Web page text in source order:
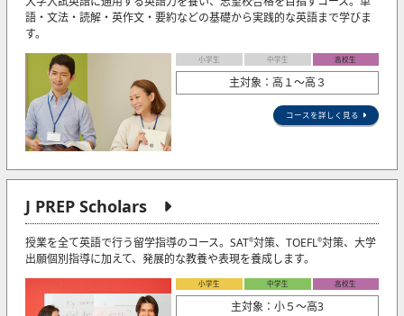
語・文法・読解・英作文・要約などの基礎から実践的な英語まで学びま
す。
小学生 中学生 高校生
主対象：高１～高３
コースを詳しく見る
J PREP Scholars
授業を全て英語で行う留学指導のコース。SAT®対策、TOEFL®対策、大学
出願個別指導に加えて、発展的な教養や表現を養成します。
小学生 中学生 高校生
主対象：小５〜高3